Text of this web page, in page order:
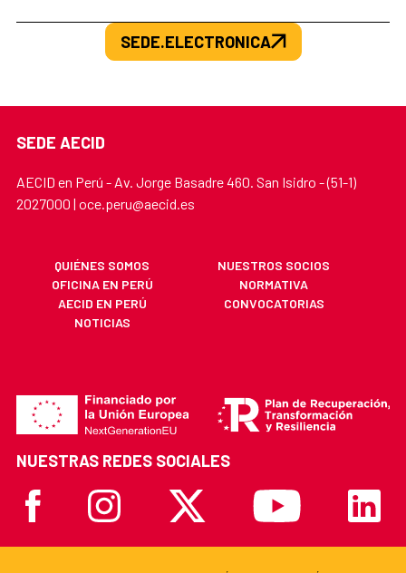
SEDE.ELECTRONICA
SEDE AECID
AECID en Perú - Av. Jorge Basadre 460. San Isidro - (51-1)
2027000 | oce.peru@aecid.es
QUIÉNES SOMOS
NUESTROS SOCIOS
OFICINA EN PERÚ
NORMATIVA
AECID EN PERÚ
CONVOCATORIAS
NOTICIAS
NUESTRAS REDES SOCIALES
FacebookInstagram X Youtube Linkedin